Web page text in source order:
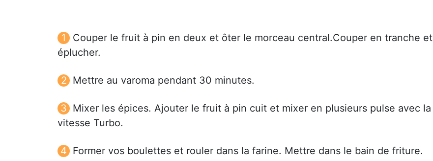
Couper le fruit à pin en deux et ôter le morceau central.Couper en tranche et
éplucher.
Mettre au varoma pendant 30 minutes.
Mixer les épices. Ajouter le fruit à pin cuit et mixer en plusieurs pulse avec la
vitesse Turbo.
Former vos boulettes et rouler dans la farine. Mettre dans le bain de friture.